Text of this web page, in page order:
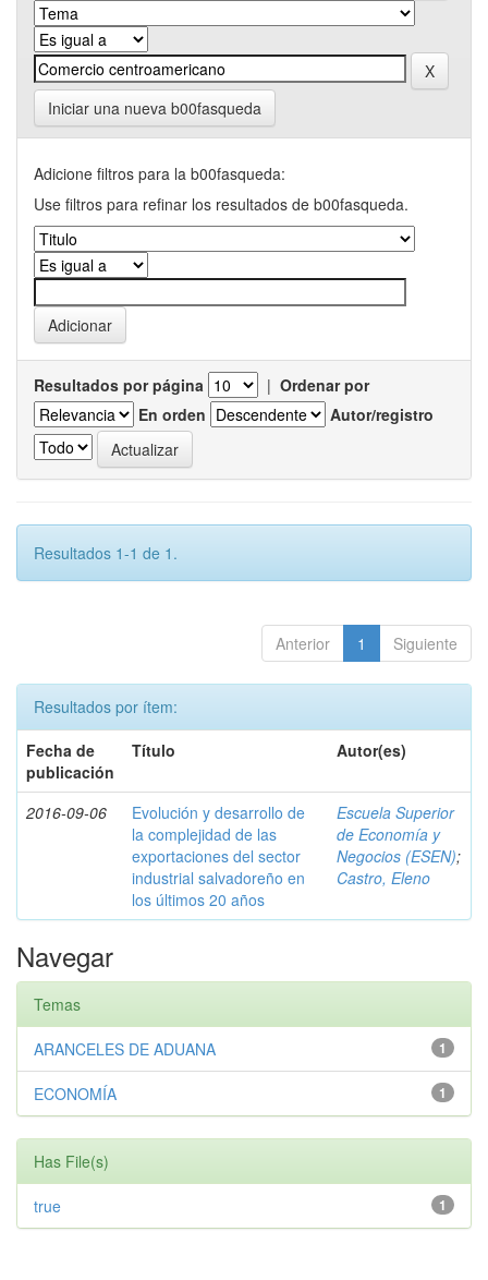
Iniciar una nueva b00fasqueda
Adicione filtros para la b00fasqueda:
Use filtros para refinar los resultados de b00fasqueda.
Resultados por página | Ordenar por
En orden
Autor/registro
Resultados 1-1 de 1.
Anterior 1 Siguiente
Resultados por ítem:
Fecha de
publicación
Título Autor(es)
2016-09-06
Evolución y desarrollo de
la complejidad de las
exportaciones del sector
industrial salvadoreño en
los últimos 20 años
Escuela Superior
de Economía y
Negocios (ESEN);
Castro, Eleno
Navegar
Temas
1
ARANCELES DE ADUANA
1
ECONOMÍA
Has File(s)
1
true